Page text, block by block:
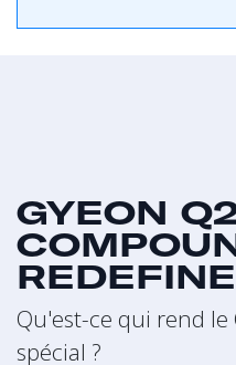
GYEON
Qu'est-ce qui rend
spécial ?